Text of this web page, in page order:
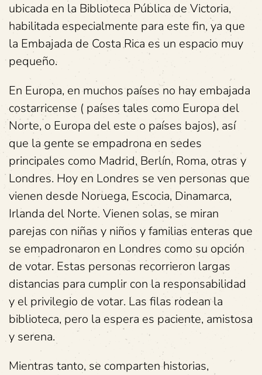
ubicada en la Biblioteca Pública de Victoria,
habilitada especialmente para este fin, ya que
la Embajada de Costa Rica es un espacio muy
pequeño.
En Europa, en muchos países no hay embajada
costarricense ( países tales como Europa del
Norte, o Europa del este o países bajos), así
que la gente se empadrona en sedes
principales como Madrid, Berlín, Roma, otras y
Londres. Hoy en Londres se ven personas que
vienen desde Noruega, Escocia, Dinamarca,
Irlanda del Norte. Vienen solas, se miran
parejas con niñas y niños y familias enteras que
se empadronaron en Londres como su opción
de votar. Estas personas recorrieron largas
distancias para cumplir con la responsabilidad
y el privilegio de votar. Las filas rodean la
biblioteca, pero la espera es paciente, amistosa
y serena.
Mientras tanto, se comparten historias,